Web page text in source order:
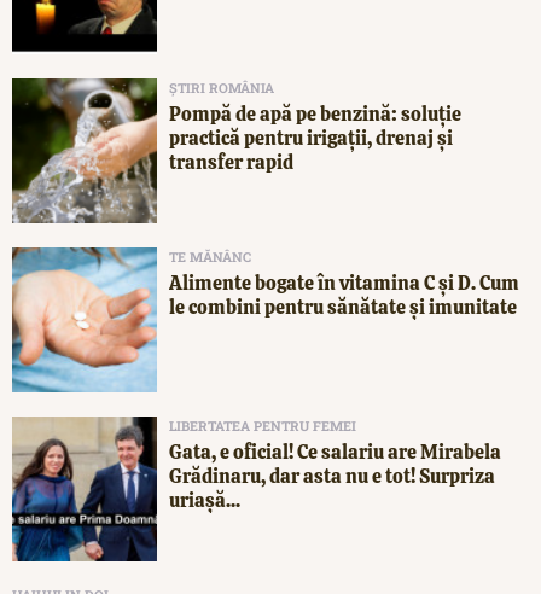
ȘTIRI ROMÂNIA
Pompă de apă pe benzină: soluție
practică pentru irigații, drenaj și
transfer rapid
TE MĂNÂNC
Alimente bogate în vitamina C și D. Cum
le combini pentru sănătate și imunitate
LIBERTATEA PENTRU FEMEI
Gata, e oficial! Ce salariu are Mirabela
Grădinaru, dar asta nu e tot! Surpriza
uriașă...